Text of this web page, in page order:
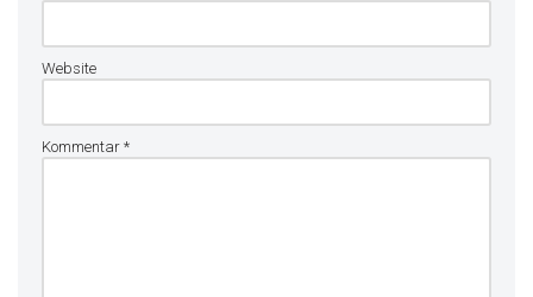
Website
Kommentar *